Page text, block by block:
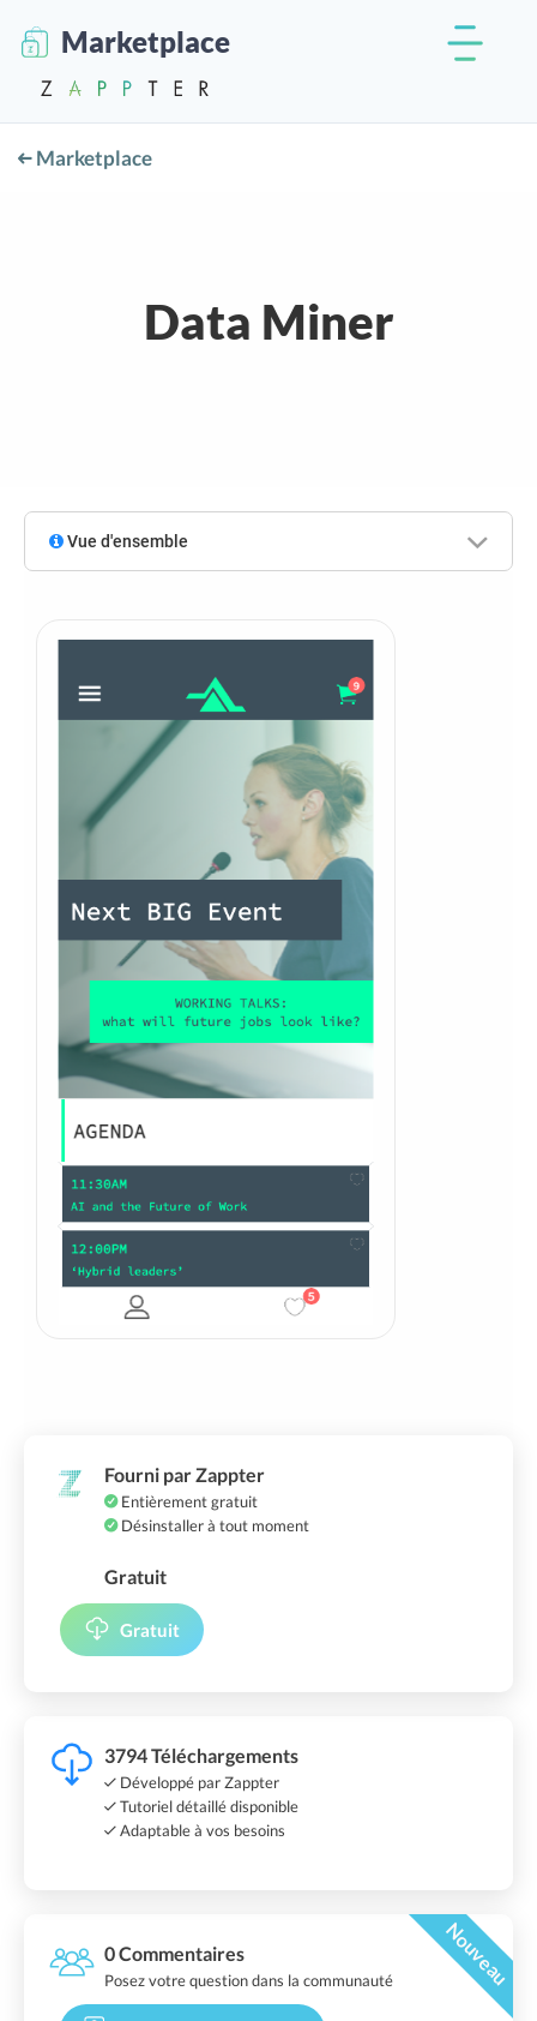
Marketplace
Marketplace
Data Miner
Vue d'ensemble
Fourni par Zappter
Entièrement gratuit
Désinstaller à tout moment
Gratuit
Gratuit
3794 Téléchargements
Développé par Zappter
Tutoriel détaillé disponible
Adaptable à vos besoins
0 Commentaires Nouveau
Posez votre question dans la communauté